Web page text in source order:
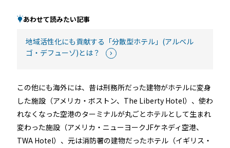
あわせて読みたい記事
地域活性化にも貢献する「分散型ホテル」(アルベル
ゴ・デフューゾ)とは？
この他にも海外には、昔は刑務所だった建物がホテルに変身
した施設（アメリカ・ボストン、The Liberty Hotel）、使わ
れなくなった空港のターミナルが丸ごとホテルとして生まれ
変わった施設（アメリカ・ニューヨークJFケネディ空港、
TWA Hotel）、元は消防署の建物だったホテル（イギリス・